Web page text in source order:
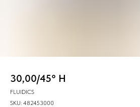
30,00/45° H
FLUIDICS
SKU: 482453000